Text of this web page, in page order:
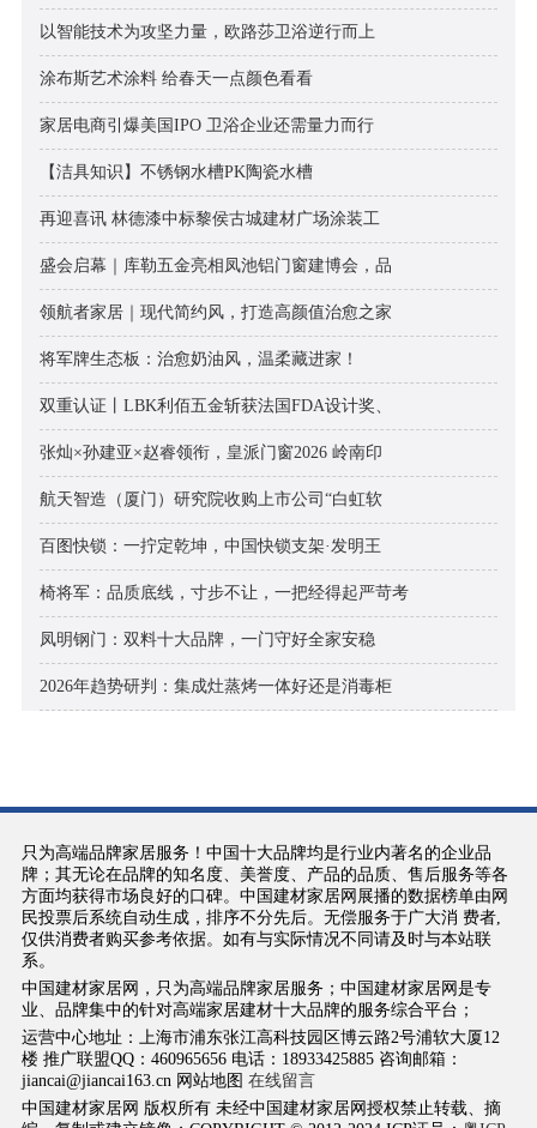
以智能技术为攻坚力量，欧路莎卫浴逆行而上
涂布斯艺术涂料 给春天一点颜色看看
家居电商引爆美国IPO 卫浴企业还需量力而行
【洁具知识】不锈钢水槽PK陶瓷水槽
再迎喜讯 林德漆中标黎侯古城建材广场涂装工
盛会启幕｜库勒五金亮相凤池铝门窗建博会，品
领航者家居｜现代简约风，打造高颜值治愈之家
将军牌生态板：治愈奶油风，温柔藏进家！
双重认证丨LBK利佰五金斩获法国FDA设计奖、
张灿×孙建亚×赵睿领衔，皇派门窗2026 岭南印
航天智造（厦门）研究院收购上市公司“白虹软
百图快锁：一拧定乾坤，中国快锁支架·发明王
椅将军：品质底线，寸步不让，一把经得起严苛考
凤明钢门：双料十大品牌，一门守好全家安稳
2026年趋势研判：集成灶蒸烤一体好还是消毒柜
只为高端品牌家居服务！中国十大品牌均是行业内著名的企业品
牌；其无论在品牌的知名度、美誉度、产品的品质、售后服务等各
方面均获得市场良好的口碑。中国建材家居网展播的数据榜单由网
民投票后系统自动生成，排序不分先后。无偿服务于广大消 费者,
仅供消费者购买参考依据。如有与实际情况不同请及时与本站联
系。
中国建材家居网，只为高端品牌家居服务；中国建材家居网是专
业、品牌集中的针对高端家居建材十大品牌的服务综合平台；
运营中心地址：上海市浦东张江高科技园区博云路2号浦软大厦12
楼 推广联盟QQ：460965656 电话：18933425885 咨询邮箱：
jiancai@jiancai163.cn 网站地图 在线留言
中国建材家居网 版权所有 未经中国建材家居网授权禁止转载、摘